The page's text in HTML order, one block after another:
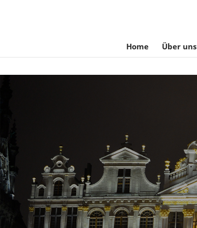
Home Über uns